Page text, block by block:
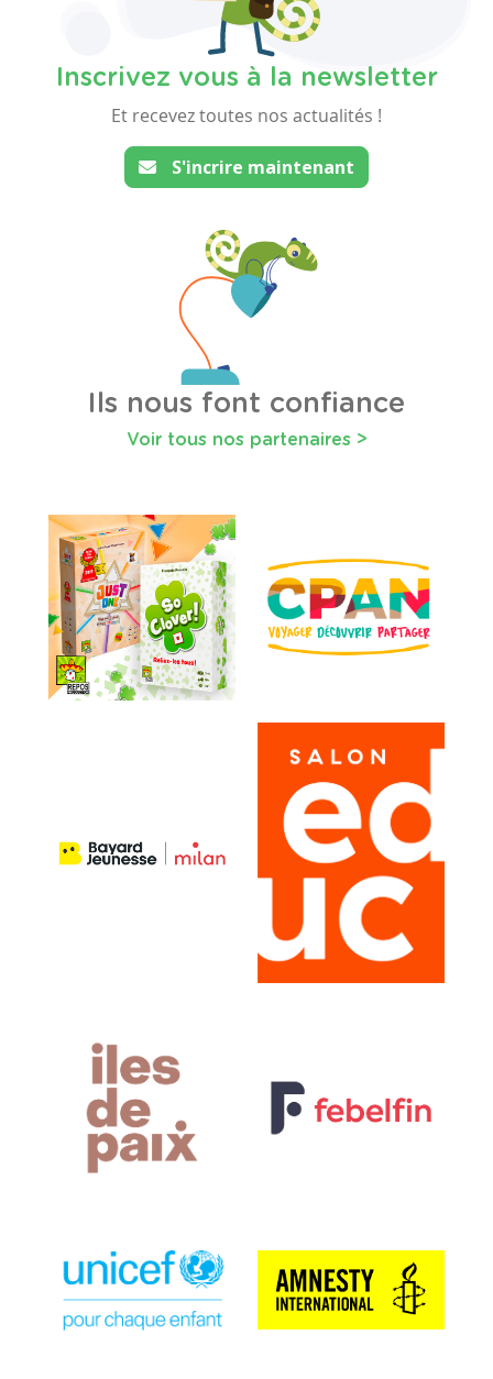
Inscrivez vous à la newsletter
Et recevez toutes nos actualités !
S'incrire maintenant
Ils nous font confiance
Voir tous nos partenaires >